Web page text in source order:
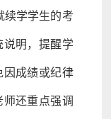
续学学生的考
说明，提醒学
因成绩或纪律
还重点强调